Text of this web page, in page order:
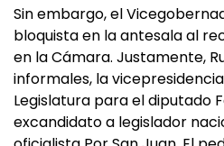
Sin embargo, el
bloquista en la antesala al
en la Cámara. Justamente,
informales, la
Legislatura para el diputado
excandidato a legislador